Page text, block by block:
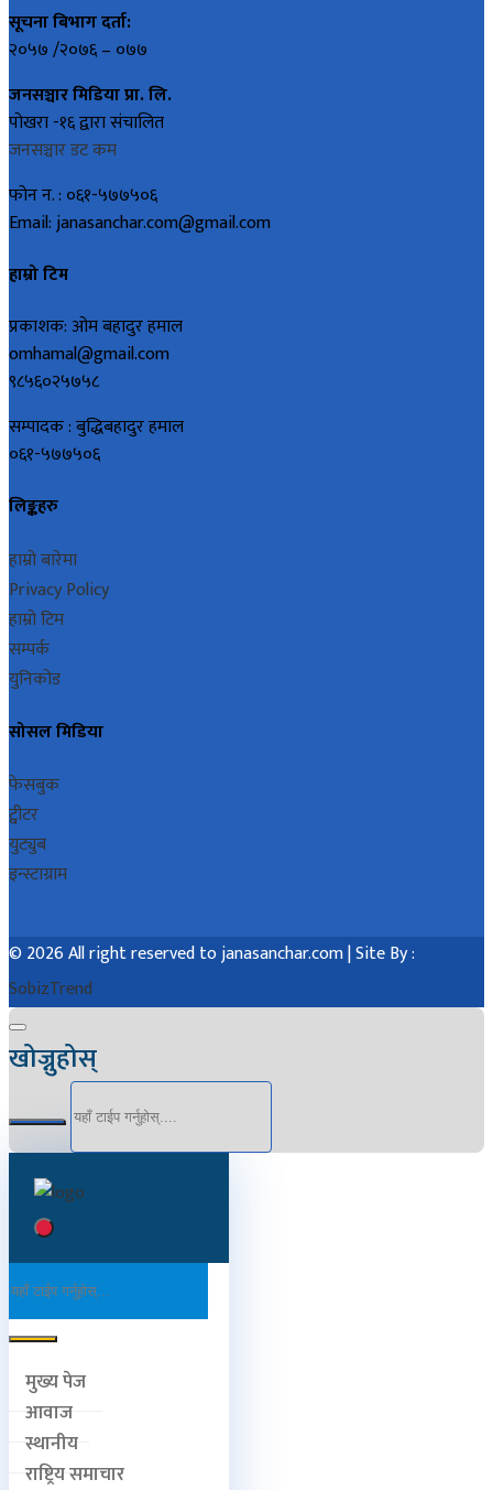
सूचना बिभाग दर्ता:
२०५७ /२०७६ – ०७७
जनसञ्चार मिडिया प्रा. लि.
पोखरा -१६ द्वारा संचालित
जनसञ्चार डट कम
फोन न. : ०६१-५७७५०६
Email: janasanchar.com@gmail.com
हाम्रो टिम
प्रकाशक: ओम बहादुर हमाल
omhamal@gmail.com
९८५६०२५७५८
सम्पादक : बुद्धिबहादुर हमाल
०६१-५७७५०६
लिङ्कहरु
हाम्रो बारेमा
Privacy Policy
हाम्रो टिम
सम्पर्क
युनिकोड
सोसल मिडिया
फेसबुक
ट्वीटर
युट्युब
इन्स्टाग्राम
© 2026 All right reserved to janasanchar.com | Site By :
SobizTrend
खोज्नुहोस्
मुख्य पेज
आवाज
स्थानीय
राष्ट्रिय समाचार